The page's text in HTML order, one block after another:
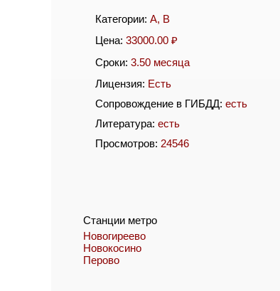
Категории:A, B
Цена:33000.00 ₽
Сроки:3.50 месяца
Лицензия: Есть
Сопровождение в ГИБДД:есть
Литература:есть
Просмотров: 24546
Станции метро
Новогиреево
Новокосино
Перово